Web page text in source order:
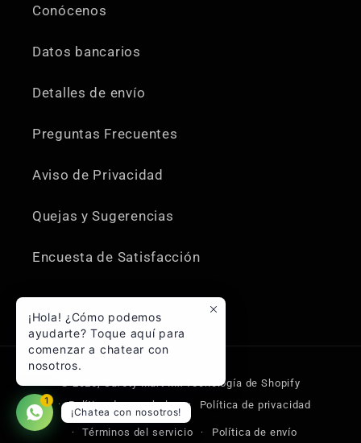
Conócenos
Datos bancarios
Detalles de envío
Preguntas Frecuentes
Aviso de Privacidad
Quejas y Sugerencias
Encuesta de Satisfacción
pago
Tecnología de Shopify
Política de reembolso
Política de privacidad
Términos del servicio Política de envío
¡Hola! ¿Cómo podemos
ayudarte? Toque aquí para
comenzar a chatear con
nosotros.
¡Chatea con nosotros!
1